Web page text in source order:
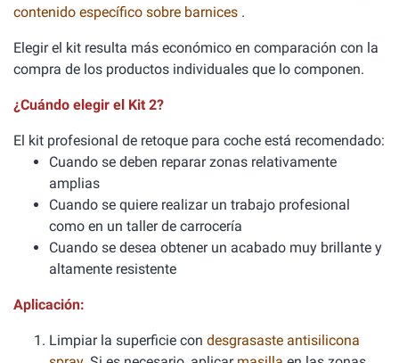
contenido específico sobre barnices .
Elegir el kit resulta más económico en comparación con la
compra de los productos individuales que lo componen.
¿Cuándo elegir el Kit 2?
El kit profesional de retoque para coche está recomendado:
Cuando se deben reparar zonas relativamente
amplias
Cuando se quiere realizar un trabajo profesional
como en un taller de carrocería
Cuando se desea obtener un acabado muy brillante y
altamente resistente
Aplicación:
Limpiar la superficie con desgrasaste antisilicona